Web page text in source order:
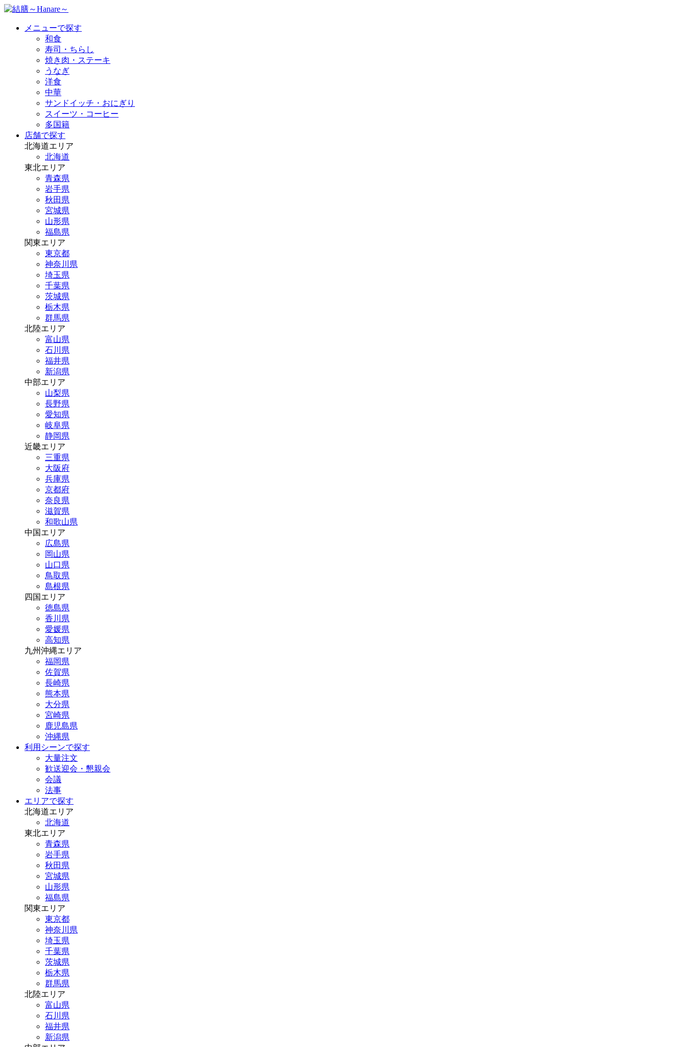
メニューで探す
和食
寿司・ちらし
焼き肉・ステーキ
うなぎ
洋食
中華
サンドイッチ・おにぎり
スイーツ・コーヒー
多国籍
店舗で探す
北海道エリア
北海道
東北エリア
青森県
岩手県
秋田県
宮城県
山形県
福島県
関東エリア
東京都
神奈川県
埼玉県
千葉県
茨城県
栃木県
群馬県
北陸エリア
富山県
石川県
福井県
新潟県
中部エリア
山梨県
長野県
愛知県
岐阜県
静岡県
近畿エリア
三重県
大阪府
兵庫県
京都府
奈良県
滋賀県
和歌山県
中国エリア
広島県
岡山県
山口県
鳥取県
島根県
四国エリア
徳島県
香川県
愛媛県
高知県
九州沖縄エリア
福岡県
佐賀県
長崎県
熊本県
大分県
宮崎県
鹿児島県
沖縄県
利用シーンで探す
大量注文
歓送迎会・懇親会
会議
法事
エリアで探す
北海道エリア
北海道
東北エリア
青森県
岩手県
秋田県
宮城県
山形県
福島県
関東エリア
東京都
神奈川県
埼玉県
千葉県
茨城県
栃木県
群馬県
北陸エリア
富山県
石川県
福井県
新潟県